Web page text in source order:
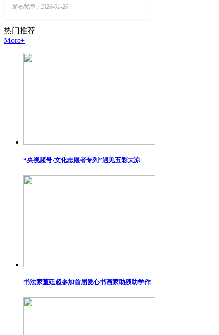
发布时间：2026-01-26
热门推荐
More+
“央视频号·文化志愿者专列”遇见五彩大凉
书法家董廷超参加首届爱心书画家助残助学作